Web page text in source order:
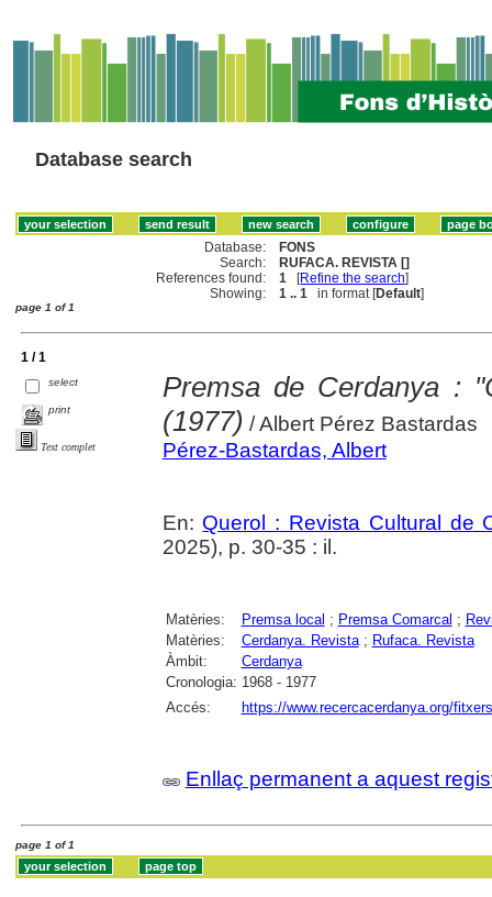
Database search
Database:
FONS
Search:
RUFACA. REVISTA []
References found:
1 [Refine the search]
Showing:
1 .. 1 in format [Default]
page 1 of 1
1 / 1
select
print
Text complet
Premsa de Cerdanya :
(1977) / Albert Pérez Bastardas
Pérez-Bastardas, Albert
En: Querol : Revista Cultural de
2025), p. 30-35 : il.
Matèries: Premsa local ; Premsa Comarcal ;
Matèries:
Cerdanya. Revista; Rufaca. Revista
Àmbit:
Cerdanya
Cronologia: 1968 - 1977
Accés:
https://www.recercacerdanya.org/
Enllaç permanent a aquest
page 1 of 1